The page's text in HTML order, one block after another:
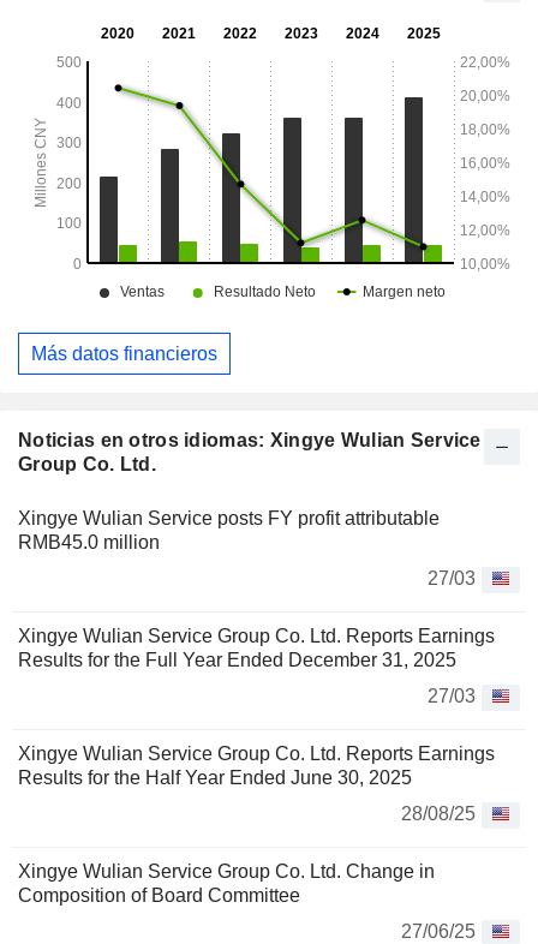
Noticias en otros idiomas: Xingye Wulian Service
Group Co. Ltd.
Xingye Wulian Service posts FY profit attributable
RMB45.0 million
27/03
Xingye Wulian Service Group Co. Ltd. Reports Earnings
Results for the Full Year Ended December 31, 2025
27/03
Xingye Wulian Service Group Co. Ltd. Reports Earnings
Results for the Half Year Ended June 30, 2025
28/08/25
Xingye Wulian Service Group Co. Ltd. Change in
Composition of Board Committee
27/06/25
segmento «Otros» incluye compras colectivas en línea,
intermediación, como los de alquiler y venta de inmuebles.
Más datos financieros